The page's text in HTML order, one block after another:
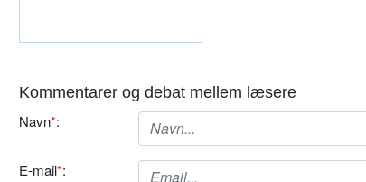
Kommentarer og debat mellem læsere
Navn*:
E-mail*: